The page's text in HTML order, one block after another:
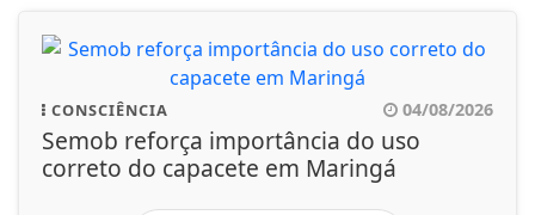
CONSCIÊNCIA 04/08/2026
Semob reforça importância do uso
correto do capacete em Maringá